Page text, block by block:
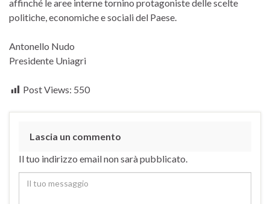
affinché le aree interne tornino protagoniste delle scelte
politiche, economiche e sociali del Paese.
Antonello Nudo
Presidente Uniagri
Post Views: 550
Lascia un commento
Il tuo indirizzo email non sarà pubblicato.